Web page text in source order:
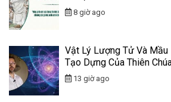
8 giờ ago
Vật Lý Lượng Tử Và Mầu
Tạo Dựng Của Thiên
13 giờ ago